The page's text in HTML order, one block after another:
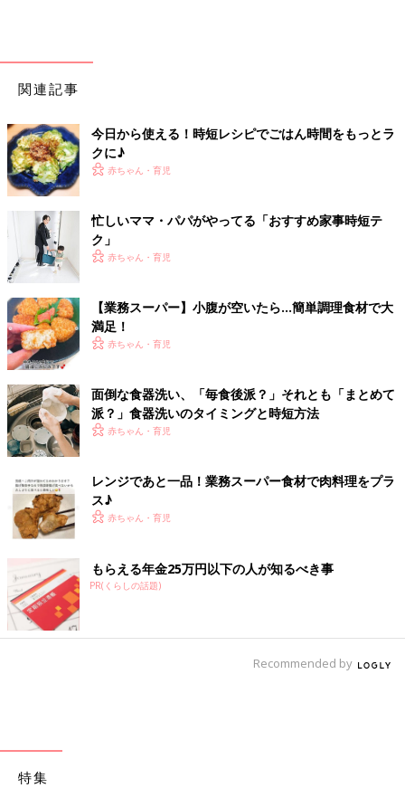
関連記事
今日から使える！時短レシピでごはん時間をもっとラ
クに♪
赤ちゃん・育児
忙しいママ・パパがやってる「おすすめ家事時短テ
ク」
赤ちゃん・育児
【業務スーパー】小腹が空いたら…簡単調理食材で大
満足！
赤ちゃん・育児
面倒な食器洗い、「毎食後派？」それとも「まとめて
派？」食器洗いのタイミングと時短方法
赤ちゃん・育児
レンジであと一品！業務スーパー食材で肉料理をプラ
ス♪
赤ちゃん・育児
もらえる年金25万円以下の人が知るべき事
PR(くらしの話題)
Recommended by
特集